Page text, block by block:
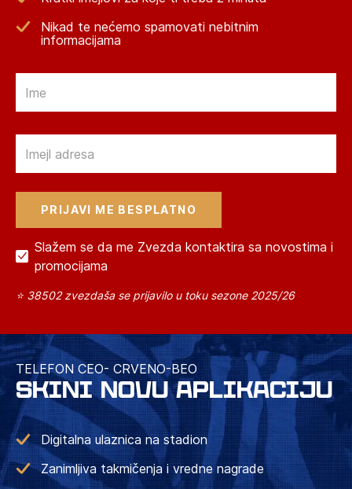
Nikad te nećemo spamovati nebitnim
informacijama
Slažem se da me Zvezda kontaktira sa novostima i
promocijama
⭐ 38502 zvezdaša se prijavilo u toku sezone 2025/26
TELEFON CEO- CRVENO-BEO
SKINI NOVU APLIKACIJU
Digitalna ulaznica na stadion
Zanimljiva takmičenja i vredne nagrade